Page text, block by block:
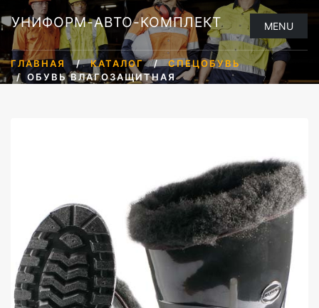
УНИФОРМ-АВТО-КОМПЛЕКТ MENU
ГЛАВНАЯ КАТАЛОГ
СПЕЦОБУВЬ
ОБУВЬ ВЛАГОЗАЩИТНАЯ